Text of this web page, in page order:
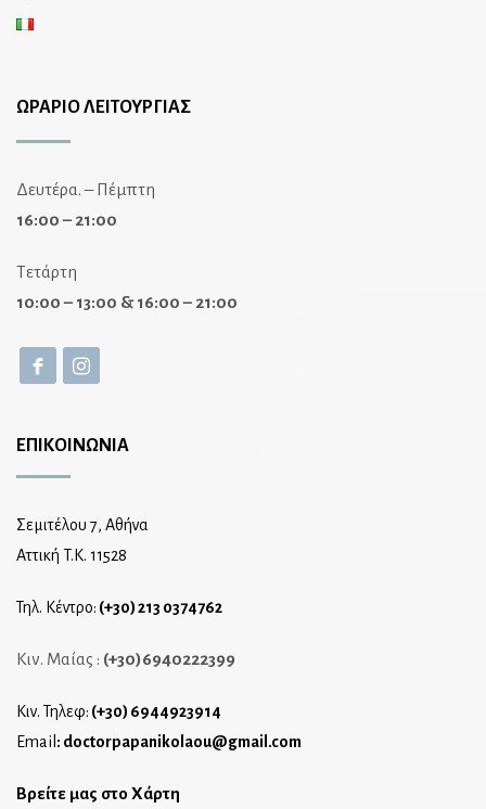
ΩΡΑΡΙΟ ΛΕΙΤΟΥΡΓΙΑΣ
Δευτέρα. – Πέμπτη
16:00 – 21:00
Τετάρτη
10:00 – 13:00 & 16:00 – 21:00
ΕΠΙΚΟΙΝΩΝΙΑ
Σεμιτέλου 7, Αθήνα
Αττική T.K. 11528
Τηλ. Κέντρο: (+30) 213 0374762
Κιν. Μαίας : (+30)6940222399
Κιν. Τηλεφ: (+30) 6944923914
Email : doctorpapanikolaou@gmail.com
Βρείτε μας στο Χάρτη